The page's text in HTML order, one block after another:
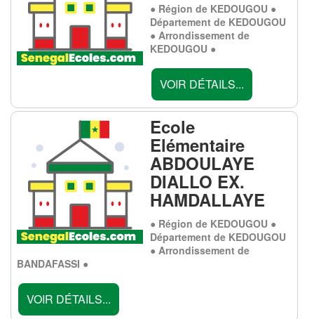
● Région de KEDOUGOU ●
Département de KEDOUGOU
● Arrondissement de
KEDOUGOU ●
VOIR DÉTAILS...
Ecole
Elémentaire
ABDOULAYE
DIALLO EX.
HAMDALLAYE
● Région de KEDOUGOU ●
Département de KEDOUGOU
● Arrondissement de
BANDAFASSI ●
VOIR DÉTAILS...